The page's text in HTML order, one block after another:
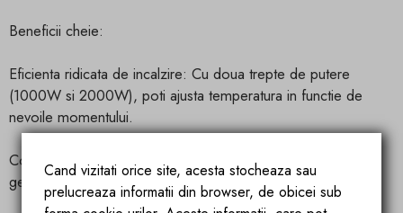
Beneficii cheie:
Eficienta ridicata de incalzire: Cu doua trepte de putere
(1000W si 2000W), poti ajusta temperatura in functie de
nevoile momentului.
Control simplu si rapid: Telecomanda inclusa iti permite sa
gestionezi aparatul fara efort, direct din zona de confort.
Cand vizitati orice site, acesta stocheaza sau
prelucreaza informatii din browser, de obicei sub